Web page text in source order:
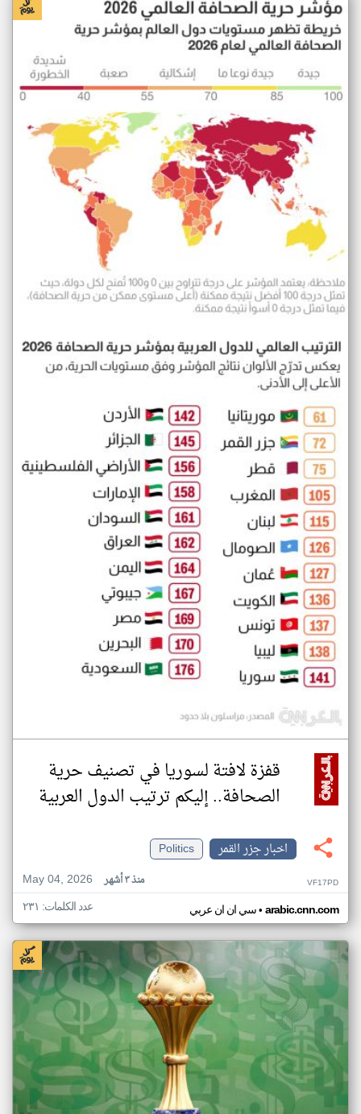
قفزة لافتة لسوريا في تصنيف حرية
الصحافة.. إليكم ترتيب الدول العربية
اخبار جزر القمر
Politics
May 04, 2026
منذ ٣ أشهر VF17PD
سي ان ان عربي• arabic.cnn.com عدد الكلمات: ٢٣١